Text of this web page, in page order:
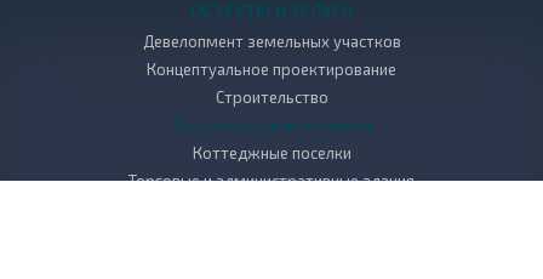
ОБЪЕКТЫ И УСЛУГИ
Девелопмент земельных участков
Концептуальное проектирование
Строительство
Производственные здания
Коттеджные поселки
Торговые и административные здания